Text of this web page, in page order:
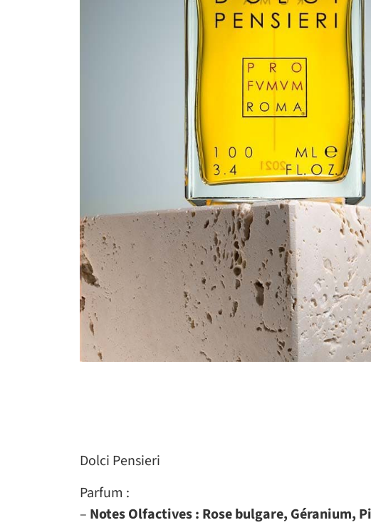
Dolci Pensieri
Parfum :
– Notes Olfactives : Rose bulgare, Géranium,